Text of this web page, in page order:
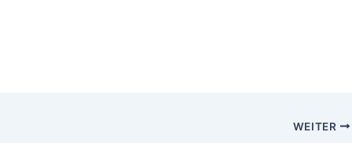
WEITER